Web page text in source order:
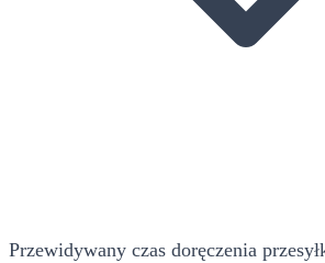
Przewidywany czas doręczenia